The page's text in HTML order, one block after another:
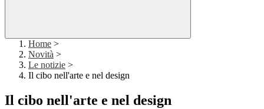
Home >
Novità >
Le notizie >
Il cibo nell'arte e nel design
Il cibo nell'arte e nel design